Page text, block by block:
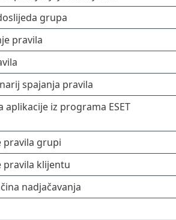
grupa
pravila
spajanja pravila
aplikacije iz programa ESET
pravila grupi
pravila klijentu
nadjačavanja